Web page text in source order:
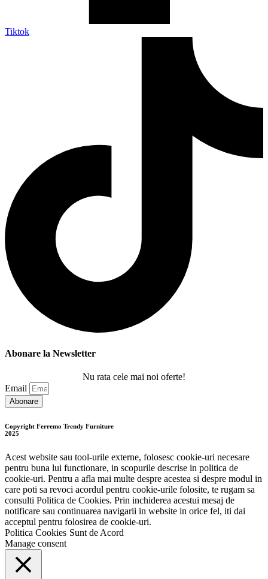
Tiktok
Abonare la Newsletter
Nu rata cele mai noi oferte!
Email
Abonare
Copyright Ferremo Trendy Furniture
2025
Acest website sau tool-urile externe, folosesc cookie-uri necesare
pentru buna lui functionare, in scopurile descrise in politica de
cookie-uri. Pentru a afla mai multe despre acestea si despre modul in
care poti sa revoci acordul pentru cookie-urile folosite, te rugam sa
consulti Politica de Cookies. Prin inchiderea acestui mesaj de
notificare sau continuarea navigarii in website in orice fel, iti dai
acceptul pentru folosirea de cookie-uri.
Politica Cookies Sunt de Acord
Manage consent